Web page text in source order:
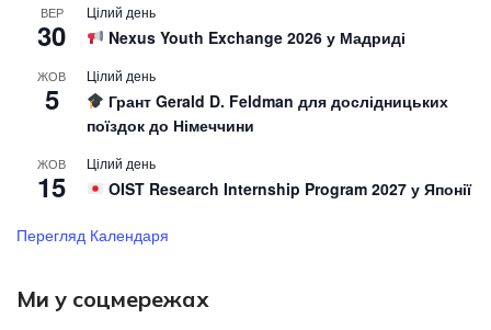
ВЕР
30
Цілий день
Nexus Youth Exchange 2026 у Мадриді
ЖОВ
5
Цілий день
Грант Gerald D. Feldman для дослідницьких
поїздок до Німеччини
ЖОВ
15
Цілий день
OIST Research Internship Program 2027 у Японії
Перегляд Календаря
Ми у соцмережах